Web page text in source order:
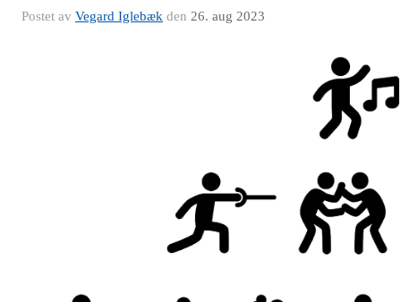
Postet av Vegard Iglebæk den 26. aug 2023